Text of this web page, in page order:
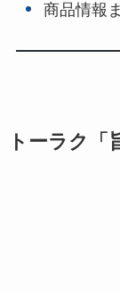
商品情報
トーラク「